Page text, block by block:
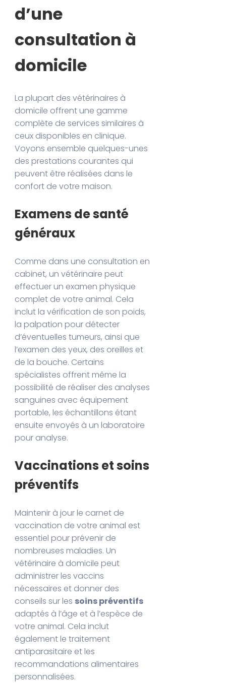
d’une
consultation à
domicile
La plupart des vétérinaires à
domicile offrent une gamme
complète de services similaires à
ceux disponibles en clinique.
Voyons ensemble quelques-unes
des prestations courantes qui
peuvent être réalisées dans le
confort de votre maison.
Examens de santé
généraux
Comme dans une consultation en
cabinet, un vétérinaire peut
effectuer un examen physique
complet de votre animal. Cela
inclut la vérification de son poids,
la palpation pour détecter
d’éventuelles tumeurs, ainsi que
l’examen des yeux, des oreilles et
de la bouche. Certains
spécialistes offrent même la
possibilité de réaliser des analyses
sanguines avec équipement
portable, les échantillons étant
ensuite envoyés à un laboratoire
pour analyse.
Vaccinations et soins
préventifs
Maintenir à jour le carnet de
vaccination de votre animal est
essentiel pour prévenir de
nombreuses maladies. Un
vétérinaire à domicile peut
administrer les vaccins
nécessaires et donner des
conseils sur les soins préventifs
adaptés à l’âge et à l’espèce de
votre animal. Cela inclut
également le traitement
antiparasitaire et les
recommandations alimentaires
personnalisées.